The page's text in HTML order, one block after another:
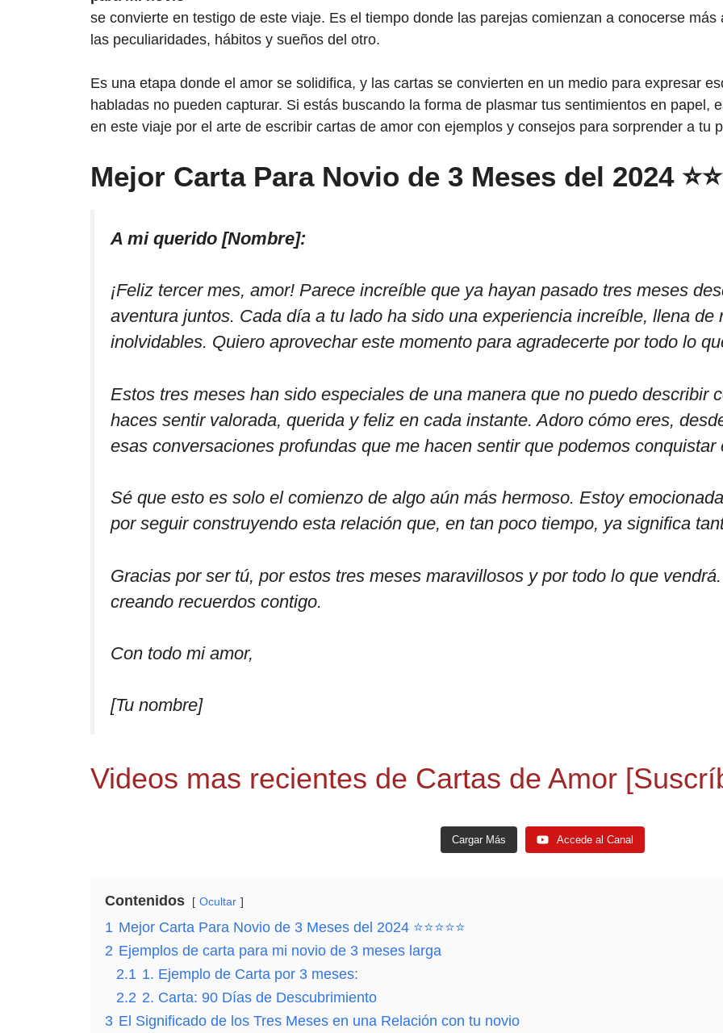
se convierte en testigo de este viaje. Es el tiempo donde las parejas comienzan a conocerse
las peculiaridades, hábitos y sueños del otro.
Es una etapa donde el amor se solidifica, y las cartas se convierten en un medio para expresar
habladas no pueden capturar. Si estás buscando la forma de plasmar tus sentimientos en papel,
en este viaje por el arte de escribir cartas de amor con ejemplos y consejos para sorprender a tu
Mejor Carta Para Novio de 3 Meses del 2024
A mi querido [Nombre]:
¡Feliz tercer mes, amor! Parece increíble que ya hayan pasado tres meses
aventura juntos. Cada día a tu lado ha sido una experiencia increíble, llena de
inolvidables. Quiero aprovechar este momento para agradecerte por todo lo
Estos tres meses han sido especiales de una manera que no puedo describir
haces sentir valorada, querida y feliz en cada instante. Adoro cómo eres,
esas conversaciones profundas que me hacen sentir que podemos conquistar
Sé que esto es solo el comienzo de algo aún más hermoso. Estoy
por seguir construyendo esta relación que, en tan poco tiempo, ya significa
Gracias por ser tú, por estos tres meses maravillosos y por todo lo que
creando recuerdos contigo.
Con todo mi amor,
[Tu nombre]
Videos mas recientes de Cartas de Amor
Cargar Más Accede al Canal
Contenidos Ocultar
1 Mejor Carta Para Novio de 3 Meses del 2024 ⭐⭐⭐⭐⭐
2 Ejemplos de carta para mi novio de 3 meses larga
2.1 1. Ejemplo de Carta por 3 meses:
2.2 2. Carta: 90 Días de Descubrimiento
3 El Significado de los Tres Meses en una Relación con tu novio